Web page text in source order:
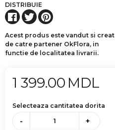
DISTRIBUIE
Acest produs este vandut si creat
de catre partener OkFlora, in
functie de localitatea livrarii.
1 399.00 MDL
Selecteaza cantitatea dorita
- +